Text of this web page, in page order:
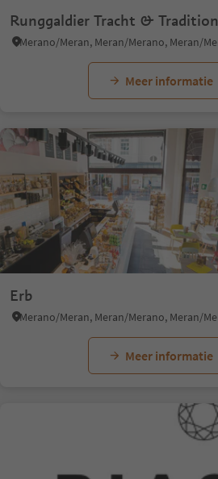
Runggaldier Tracht & Tradition
Meer informatie
Erb
Meer informatie